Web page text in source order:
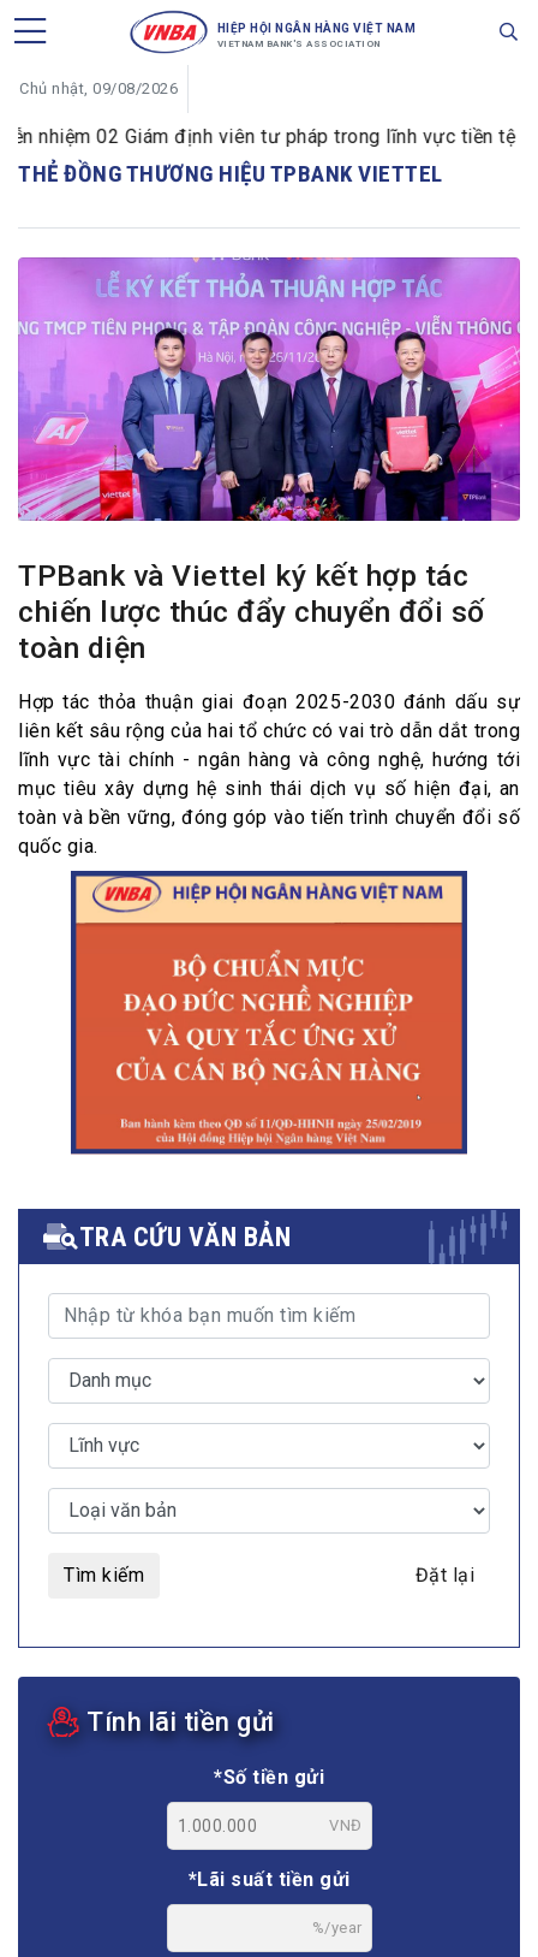
HIỆP HỘI NGÂN HÀNG VIỆT NAM
VIETNAM BANK'S ASSOCIATION
Chủ nhật, 09/08/2026
nhiệm 02 Giám định viên tư pháp trong lĩnh vực tiền tệ và
THẺ ĐỒNG THƯƠNG HIỆU TPBANK VIETTEL
TPBank và Viettel ký kết hợp tác
chiến lược thúc đẩy chuyển đổi số
toàn diện
Hợp tác thỏa thuận giai đoạn 2025-2030 đánh dấu sự
liên kết sâu rộng của hai tổ chức có vai trò dẫn dắt trong
lĩnh vực tài chính - ngân hàng và công nghệ, hướng tới
mục tiêu xây dựng hệ sinh thái dịch vụ số hiện đại, an
toàn và bền vững, đóng góp vào tiến trình chuyển đổi số
quốc gia.
TRA CỨU VĂN BẢN
Tìm kiếm Đặt lại
Tính lãi tiền gửi
*Số tiền gửi
VNĐ
*Lãi suất tiền gửi
%/year